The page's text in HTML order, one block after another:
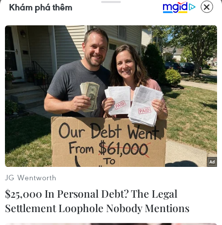
Chỉ số sản xuất ngành chế biến, chế tạo tăng
9,5%; ngành khai khoáng tăng 5,5%; ngành sản
xuất và phân phối điện tăng 7,6% và ngành cung
cấp nước, hoạt động quản lý và xử lý rác thải tăng
9,5%.
Khám phá thêm
JG Wentworth
$25,000 In Personal Debt? The Legal
Settlement Loophole Nobody Mentions